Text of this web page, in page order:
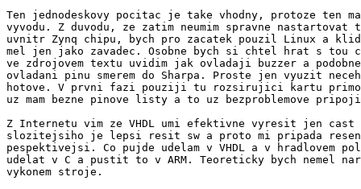
Ten jednodeskovy pocitac je take vhodny, protoze ten
vyvodu. Z duvodu, ze zatim neumim spravne nastartovat
uvnitr Zynq chipu, bych pro zacatek pouzil Linux a
mel jen jako zavadec. Osobne bych si chtel hrat s
ve zdrojovem textu uvidim jak ovladaji buzzer a
ovladani pinu smerem do Sharpa. Proste jen vyuzit
hotove. V prvni fazi pouziji tu rozsirujici kartu primo
uz mam bezne pinove listy a to uz bezproblemove
Z Internetu vim ze VHDL umi efektivne vyresit jen cast
slozitejsiho je lepsi resit sw a proto mi pripada
pespektivejsi. Co pujde udelam v VHDL a v hradlovem
udelat v C a pustit to v ARM. Teoreticky bych nemel
vykonem stroje.